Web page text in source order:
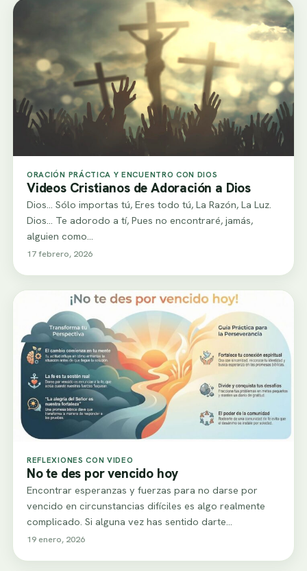
ORACIÓN PRÁCTICA Y ENCUENTRO CON DIOS
Videos Cristianos de Adoración a Dios
Dios... Sólo importas tú, Eres todo tú, La Razón, La Luz.
Dios... Te adorodo a tí, Pues no encontraré, jamás,
alguien como…
17 febrero, 2026
REFLEXIONES CON VIDEO
No te des por vencido hoy
Encontrar esperanzas y fuerzas para no darse por
vencido en circunstancias difíciles es algo realmente
complicado. Si alguna vez has sentido darte…
19 enero, 2026